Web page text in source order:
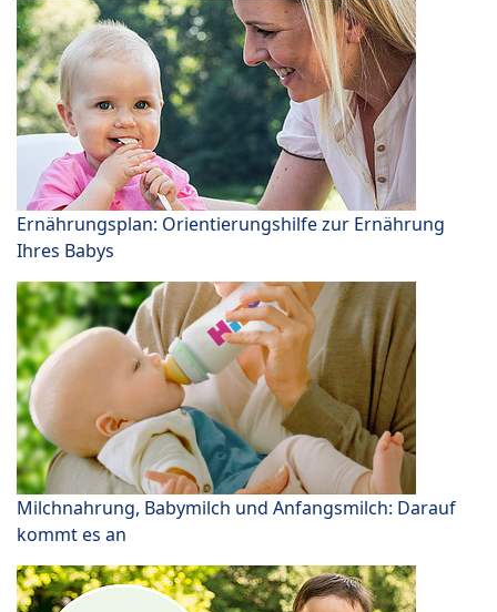
Ernährungsplan: Orientierungshilfe zur Ernährung
Ihres Babys
Milchnahrung, Babymilch und Anfangsmilch: Darauf
kommt es an